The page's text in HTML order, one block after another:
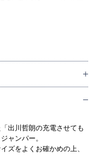
出川哲朗の充電させても
ャンパー。
ズをよくお確かめの上、